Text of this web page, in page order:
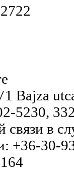
Bajza
5230,
связи в
+36-30-